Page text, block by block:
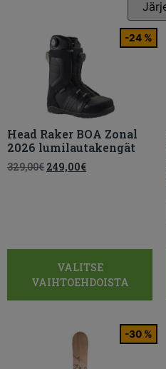
-24 %
Head Raker BOA Zonal
2026 lumilautakengät
329,00€ 249,00€
VALITSE
VAIHTOEHDOISTA
-30 %